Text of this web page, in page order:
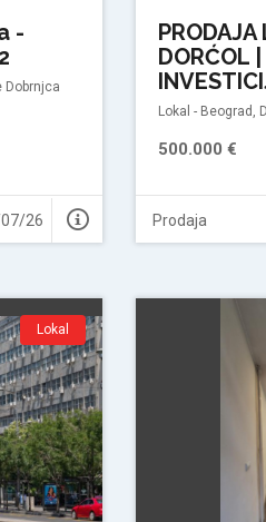
-
Dobrnjca
26
PRODAJA
DORĆOL
Lokal - Beograd,
500.000 €
Prodaja
Lokal